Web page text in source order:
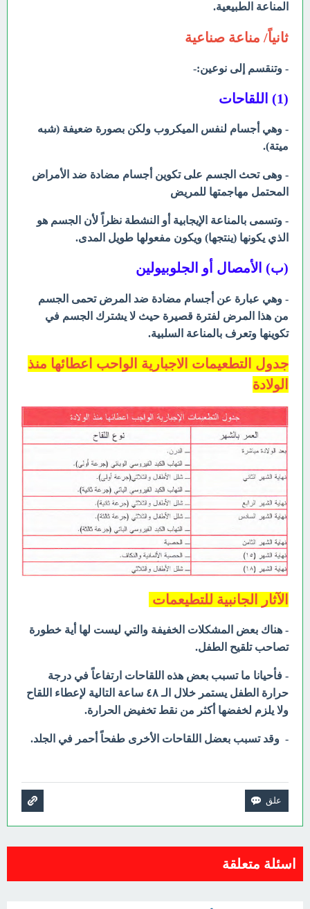
المناعة الطبيعية.
ثانياً/ مناعة صناعية
- وتنقسم إلى نوعين:-
(1) اللقاحات
- وهي أجسام لنفس الميكروب ولكن بصورة ضعيفة (شبه
ميتة).
- وهى تحث الجسم على تكوين أجسام مضادة ضد الأمراض
المحتمل مهاجمتها للمريض
- وتسمى بالمناعة الإيجابية أو النشطة نظراً لأن الجسم هو
الذي يكونها (ينتجها) ويكون مفعولها طويل المدى.
(ب) الأمصال أو الجلوبيولين
- وهي عبارة عن أجسام مضادة ضد المرض تحمى الجسم
من هذا المرض لفترة قصيرة حيث لا يشترك الجسم في
تكوينها وتعرف بالمناعة السلبية.
جدول التطعيمات الاجبارية الواحب اعطائها منذ
الولادة
الآثار الجانبية للتطيعمات
- هناك بعض المشكلات الخفيفة والتي ليست لها أية خطورة
تصاحب تلقيح الطفل.
- فأحيانا ما تسبب بعض هذه اللقاحات ارتفاعاً في درجة
حرارة الطفل يستمر خلال الـ ٤٨ ساعة التالية لإعطاء اللقاح
ولا يلزم لخفضها أكثر من نقط تخفيض الحرارة.
- وقد تسبب بعضل اللقاحات الأخرى طفحاً أحمر في الجلد.
اسئلة متعلقة